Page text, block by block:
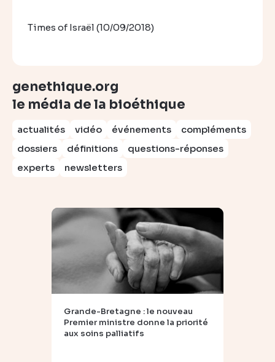
Times of Israël (10/09/2018)
genethique.org
le média de la bioéthique
actualités vidéo événements
compléments
dossiers
définitions
questions-réponses
experts
newsletters
Grande-Bretagne : le nouveau
Premier ministre donne la priorité
aux soins palliatifs